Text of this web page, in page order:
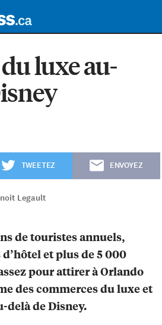
luxe au-
TWEETEZ ENVOYEZ
Legault
de touristes annuels,
et plus de 5 000
pour attirer à Orlando
des commerces du luxe et
delà de Disney.